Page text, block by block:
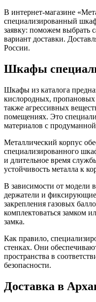
В интернет-магазине
специализированный
заявку: поможем
вариант доставки.
России.
Шкафы
Шкафы из каталога
кислородных, пропановых
также агрессивных
помещениях. Это
материалов с
Металлический корпус
специализированного
и длительное время
устойчивость металла к
В зависимости от модели
держатели и
закрепления газовых
комплектоваться замком
замка.
Как правило,
стенках. Они
пространства в
безопасности.
Доставка в